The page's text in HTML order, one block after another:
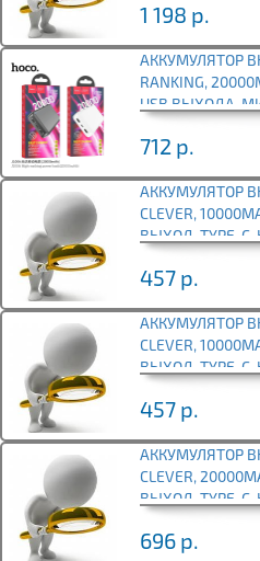
1 198 р.
АККУМУЛЯТОР
RANKING,
USB ВЫХОДА,
712 р.
АККУМУЛЯТОР
CLEVER,
ВЫХОД, TYPE-C,
457 р.
АККУМУЛЯТОР
CLEVER,
ВЫХОД, TYPE-C,
457 р.
АККУМУЛЯТОР
CLEVER,
ВЫХОД, TYPE-C,
696 р.